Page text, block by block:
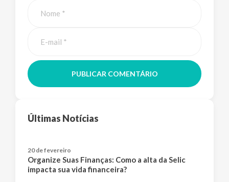
PUBLICAR COMENTÁRIO
Últimas Notícias
20 de fevereiro
Organize Suas Finanças: Como a alta da Selic
impacta sua vida financeira?